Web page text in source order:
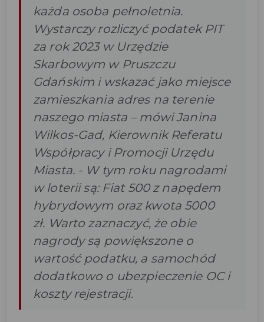
każda osoba pełnoletnia.
Wystarczy rozliczyć podatek PIT
za rok 2023 w Urzędzie
Skarbowym w Pruszczu
Gdańskim i wskazać jako miejsce
zamieszkania adres na terenie
naszego miasta– mówi Janina
Wilkos-Gad, Kierownik Referatu
Współpracy i Promocji Urzędu
Miasta. - W tym roku nagrodami
w loterii są: Fiat 500 z napędem
hybrydowym oraz kwota 5000
zł. Warto zaznaczyć, że obie
nagrody są powiększone o
wartość podatku, a samochód
dodatkowo o ubezpieczenie OC i
koszty rejestracji.